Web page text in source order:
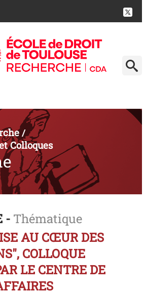
/
Colloques
- Thématique
AU CŒUR DES
COLLOQUE
LE CENTRE DE